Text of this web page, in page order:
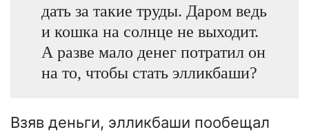
дать за такие труды. Даром ведь
и кошка на солнце не выходит.
А разве мало денег потратил он
на то, чтобы стать элликбаши?
Взяв деньги, элликбаши пообещал